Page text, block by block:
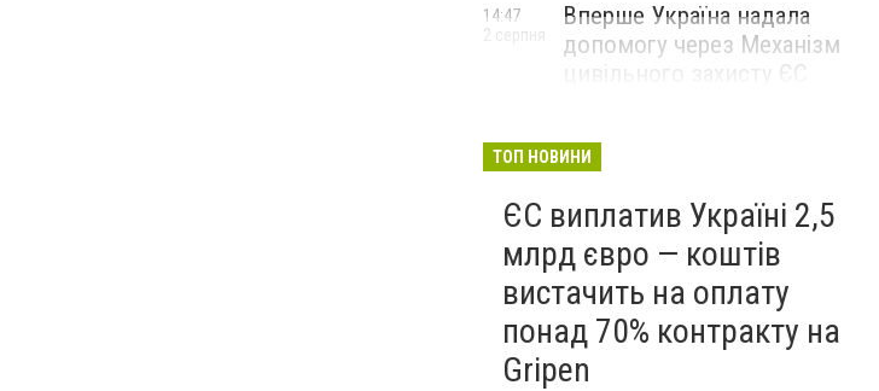
Вперше Україна надала
допомогу через Механізм
цивільного захисту ЄС
14:47
2 серпня
ТОП НОВИНИ
ЄС виплатив Україні 2,5
млрд євро — коштів
вистачить на оплату
понад 70% контракту на
Gripen